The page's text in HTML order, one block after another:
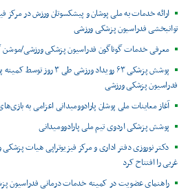
ارائه خدمات به ملی پوشان و پیشکسوتان ورزش در مرکز
توانبخشی فدراسیون پزشکی ورزشی
معرفی خدمات گوناگون فدراسیون پزشکی ورزشی/موشن
پوشش پزشکی ۶۳ رویداد ورزشی طی
فدراسیون پزشکی ورزشی
آغاز معاینات ملی پوشان پارادوومیدانی اعزامی به بازی‌های
پوشش پزشکی اردوی تیم ملی پارادوومیدانی
دکتر نوروزی دفتر اداری و مرکز فیزیوتراپی هیات پزشکی
غربی را افتتاح کرد
راهنمای عضویت در کمیته خدمات درمانی فدراسیون